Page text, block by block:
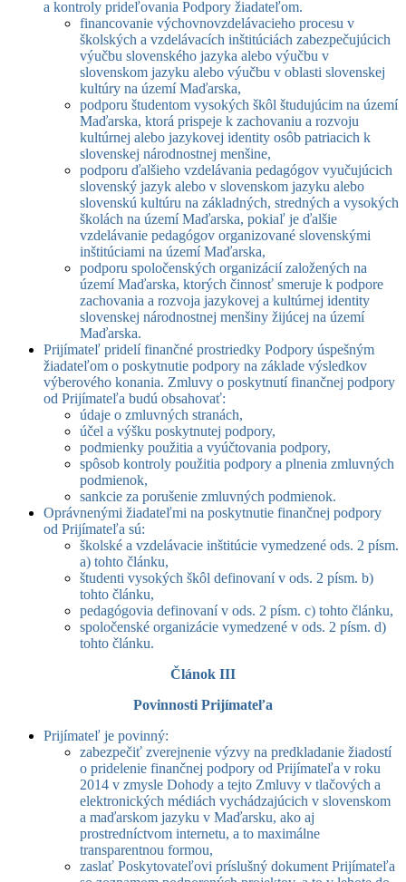
a kontroly prideľovania Podpory žiadateľom.
financovanie výchovnovzdelávacieho procesu v
školských a vzdelávacích inštitúciách zabezpečujúcich
výučbu slovenského jazyka alebo výučbu v
slovenskom jazyku alebo výučbu v oblasti slovenskej
kultúry na území Maďarska,
podporu študentom vysokých škôl študujúcim na území
Maďarska, ktorá prispeje k zachovaniu a rozvoju
kultúrnej alebo jazykovej identity osôb patriacich k
slovenskej národnostnej menšine,
podporu ďalšieho vzdelávania pedagógov vyučujúcich
slovenský jazyk alebo v slovenskom jazyku alebo
slovenskú kultúru na základných, stredných a vysokých
školách na území Maďarska, pokiaľ je ďalšie
vzdelávanie pedagógov organizované slovenskými
inštitúciami na území Maďarska,
podporu spoločenských organizácií založených na
území Maďarska, ktorých činnosť smeruje k podpore
zachovania a rozvoja jazykovej a kultúrnej identity
slovenskej národnostnej menšiny žijúcej na území
Maďarska.
Prijímateľ pridelí finančné prostriedky Podpory úspešným
žiadateľom o poskytnutie podpory na základe výsledkov
výberového konania. Zmluvy o poskytnutí finančnej podpory
od Prijímateľa budú obsahovať:
údaje o zmluvných stranách,
účel a výšku poskytnutej podpory,
podmienky použitia a vyúčtovania podpory,
spôsob kontroly použitia podpory a plnenia zmluvných
podmienok,
sankcie za porušenie zmluvných podmienok.
Oprávnenými žiadateľmi na poskytnutie finančnej podpory
od Prijímateľa sú:
školské a vzdelávacie inštitúcie vymedzené ods. 2 písm.
a) tohto článku,
študenti vysokých škôl definovaní v ods. 2 písm. b)
tohto článku,
pedagógovia definovaní v ods. 2 písm. c) tohto článku,
spoločenské organizácie vymedzené v ods. 2 písm. d)
tohto článku.
Článok III
Povinnosti Prijímateľa
Prijímateľ je povinný:
zabezpečiť zverejnenie výzvy na predkladanie žiadostí
o pridelenie finančnej podpory od Prijímateľa v roku
2014 v zmysle Dohody a tejto Zmluvy v tlačových a
elektronických médiách vychádzajúcich v slovenskom
a maďarskom jazyku v Maďarsku, ako aj
prostredníctvom internetu, a to maximálne
transparentnou formou,
zaslať Poskytovateľovi príslušný dokument Prijímateľa